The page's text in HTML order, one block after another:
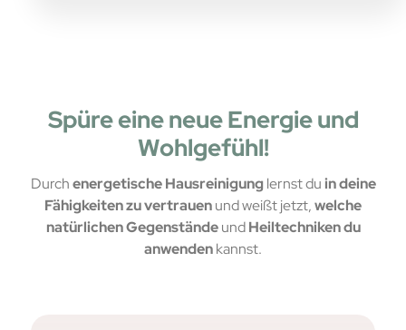
Spüre eine neue Energie und
Wohlgefühl!
Durchenergetische Hausreinigunglernst duin deine
Fähigkeiten zu vertrauenund weißt jetzt,welche
natürlichen GegenständeundHeiltechniken du
anwendenkannst.